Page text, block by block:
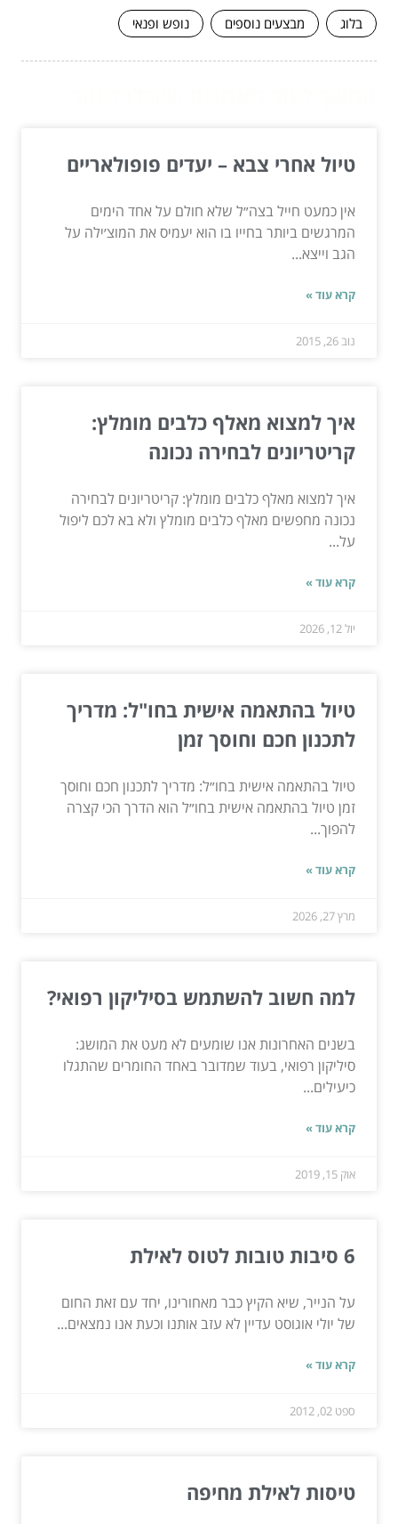
בלוג מבצעים נוספים נופש ופנאי
טיול אחרי צבא – יעדים פופולאריים
אין כמעט חייל בצה״ל שלא חולם על אחד הימים
המרגשים ביותר בחייו בו הוא יעמיס את המוצ׳ילה על
הגב וייצא...
קרא עוד »
נוב 26, 2015
איך למצוא מאלף כלבים מומלץ:
קריטריונים לבחירה נכונה
איך למצוא מאלף כלבים מומלץ: קריטריונים לבחירה
נכונה מחפשים מאלף כלבים מומלץ ולא בא לכם ליפול
על...
קרא עוד »
יול 12, 2026
טיול בהתאמה אישית בחו"ל: מדריך
לתכנון חכם וחוסך זמן
טיול בהתאמה אישית בחו״ל: מדריך לתכנון חכם וחוסך
זמן טיול בהתאמה אישית בחו״ל הוא הדרך הכי קצרה
להפוך...
קרא עוד »
מרץ 27, 2026
למה חשוב להשתמש בסיליקון רפואי?
בשנים האחרונות אנו שומעים לא מעט את המושג:
סיליקון רפואי, בעוד שמדובר באחד החומרים שהתגלו
כיעילים...
קרא עוד »
אוק 15, 2019
6 סיבות טובות לטוס לאילת
על הנייר, שיא הקיץ כבר מאחורינו, יחד עם זאת החום
של יולי אוגוסט עדיין לא עזב אותנו וכעת אנו נמצאים...
קרא עוד »
ספט 02, 2012
טיסות לאילת מחיפה